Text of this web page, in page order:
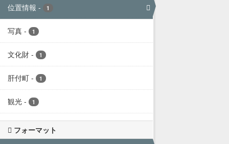
位置情報 - 1
写真 - 1
文化財 - 1
肝付町 - 1
観光 - 1
フォーマット